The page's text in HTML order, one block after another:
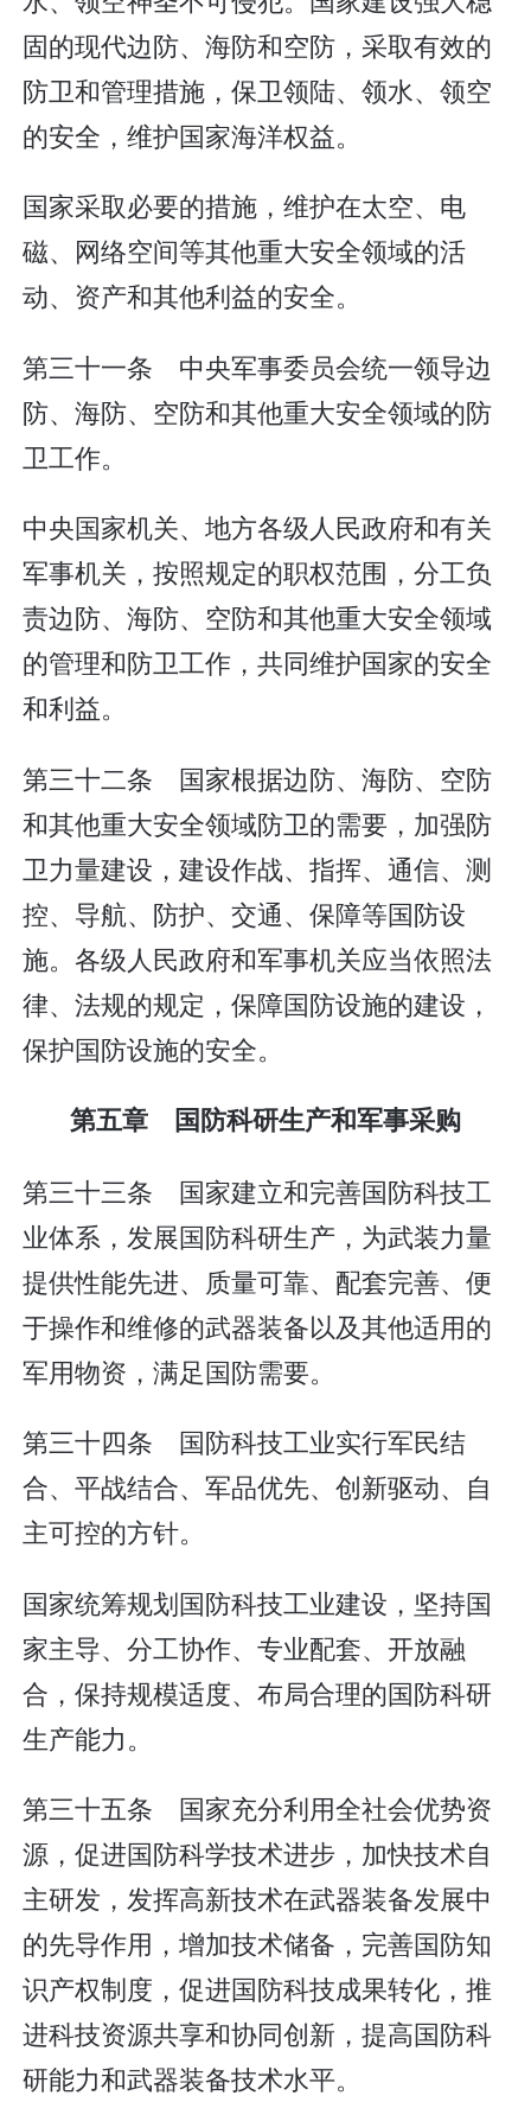
固的现代边防、海防和空防，采取有效的
防卫和管理措施，保卫领陆、领水、领空
的安全，维护国家海洋权益。
国家采取必要的措施，维护在太空、电
磁、网络空间等其他重大安全领域的活
动、资产和其他利益的安全。
第三十一条 中央军事委员会统一领导边
防、海防、空防和其他重大安全领域的防
卫工作。
中央国家机关、地方各级人民政府和有关
军事机关，按照规定的职权范围，分工负
责边防、海防、空防和其他重大安全领域
的管理和防卫工作，共同维护国家的安全
和利益。
第三十二条 国家根据边防、海防、空防
和其他重大安全领域防卫的需要，加强防
卫力量建设，建设作战、指挥、通信、测
控、导航、防护、交通、保障等国防设
施。各级人民政府和军事机关应当依照法
律、法规的规定，保障国防设施的建设，
保护国防设施的安全。
第五章 国防科研生产和军事采购
第三十三条 国家建立和完善国防科技工
业体系，发展国防科研生产，为武装力量
提供性能先进、质量可靠、配套完善、便
于操作和维修的武器装备以及其他适用的
军用物资，满足国防需要。
第三十四条 国防科技工业实行军民结
合、平战结合、军品优先、创新驱动、自
主可控的方针。
国家统筹规划国防科技工业建设，坚持国
家主导、分工协作、专业配套、开放融
合，保持规模适度、布局合理的国防科研
生产能力。
第三十五条 国家充分利用全社会优势资
源，促进国防科学技术进步，加快技术自
主研发，发挥高新技术在武器装备发展中
的先导作用，增加技术储备，完善国防知
识产权制度，促进国防科技成果转化，推
进科技资源共享和协同创新，提高国防科
研能力和武器装备技术水平。